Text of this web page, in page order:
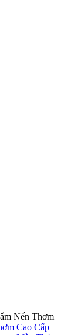
Nến Thơm
Cao Cấp